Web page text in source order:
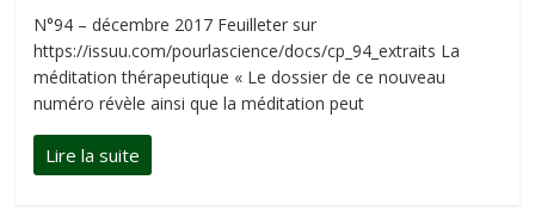
N°94 – décembre 2017 Feuilleter sur
https://issuu.com/pourlascience/docs/cp_94_extraits La
méditation thérapeutique « Le dossier de ce nouveau
numéro révèle ainsi que la méditation peut